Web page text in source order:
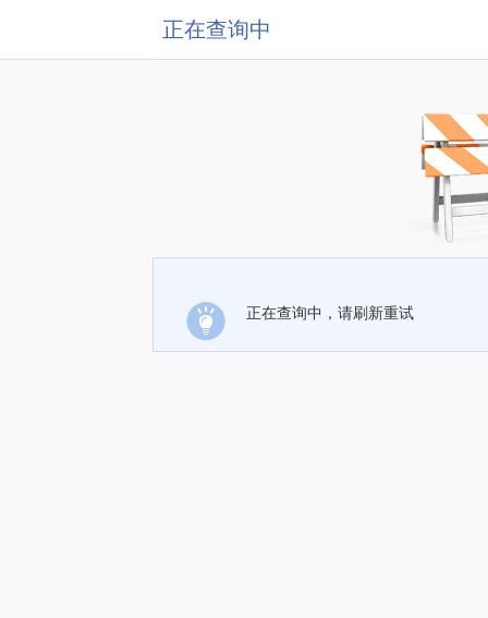
正在查询中
正在查询中，请刷新重试